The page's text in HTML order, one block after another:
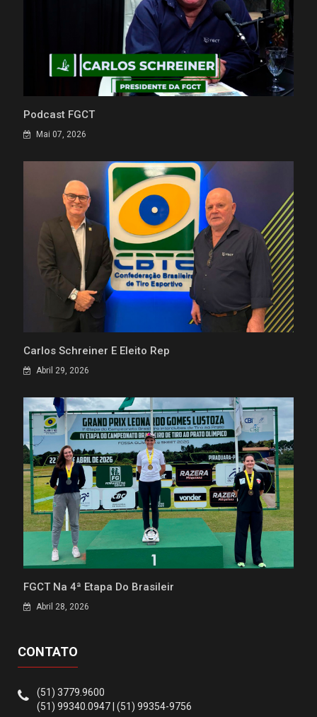
Podcast FGCT
Mai 07, 2026
Carlos Schreiner É Eleito Rep
Abril 29, 2026
FGCT Na 4ª Etapa Do Brasileir
Abril 28, 2026
CONTATO
(51) 3779.9600
(51) 99340.0947 | (51) 99354-9756